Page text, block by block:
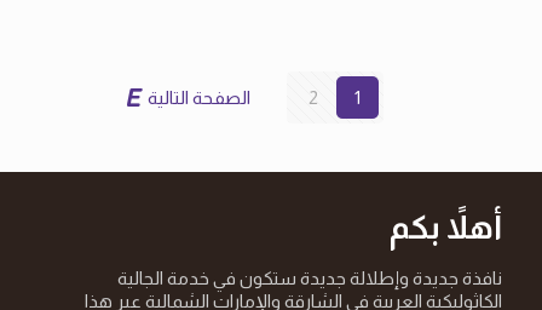
1
2 الصفحة التالية
أهلاً بكم
نافذة جديدة وإطلالة جديدة ستكون في خدمة الجالية
الكاثوليكية العربية في الشارقة والإمارات الشمالية عبر هذا